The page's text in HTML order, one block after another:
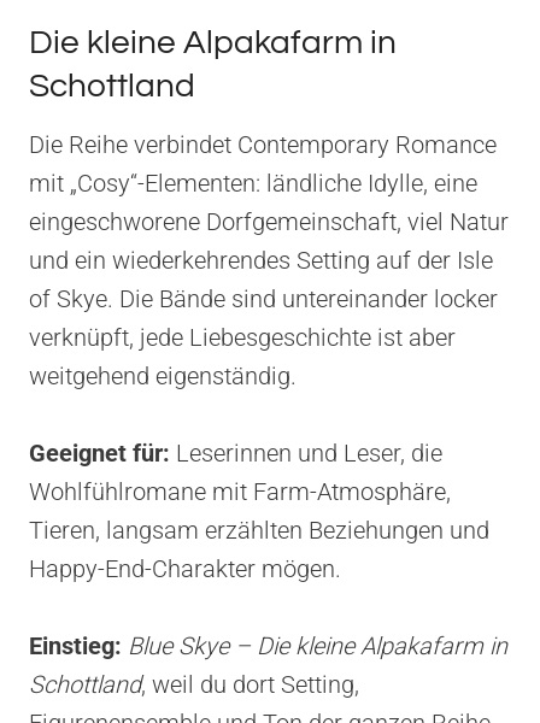
Die kleine Alpakafarm in
Schottland
Die Reihe verbindet Contemporary Romance
mit „Cosy“-Elementen: ländliche Idylle, eine
eingeschworene Dorfgemeinschaft, viel Natur
und ein wiederkehrendes Setting auf der Isle
of Skye. Die Bände sind untereinander locker
verknüpft, jede Liebesgeschichte ist aber
weitgehend eigenständig.
Geeignet für: Leserinnen und Leser, die
Wohlfühlromane mit Farm-Atmosphäre,
Tieren, langsam erzählten Beziehungen und
Happy-End-Charakter mögen.
Einstieg: Blue Skye – Die kleine Alpakafarm in
Schottland, weil du dort Setting,